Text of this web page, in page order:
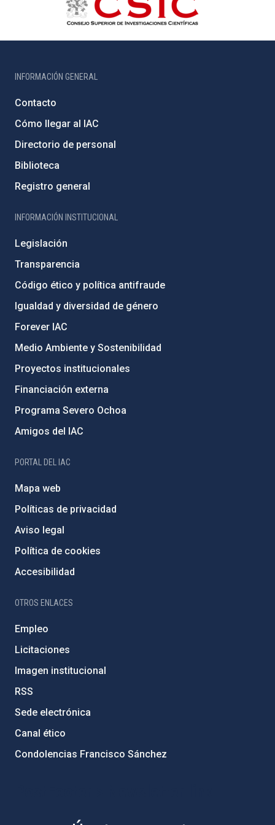
INFORMACIÓN GENERAL
Contacto
Cómo llegar al IAC
Directorio de personal
Biblioteca
Registro general
INFORMACIÓN INSTITUCIONAL
Legislación
Transparencia
Código ético y política antifraude
Igualdad y diversidad de género
Forever IAC
Medio Ambiente y Sostenibilidad
Proyectos institucionales
Financiación externa
Programa Severo Ochoa
Amigos del IAC
PORTAL DEL IAC
Mapa web
Políticas de privacidad
Aviso legal
Política de cookies
Accesibilidad
OTROS ENLACES
Empleo
Licitaciones
Imagen institucional
RSS
Sede electrónica
Canal ético
Condolencias Francisco Sánchez